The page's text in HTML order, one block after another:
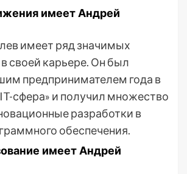
имеет Андрей
имеет ряд значимых
своей карьере. Он был
предпринимателем года в
сфера» и получил множество
разработки в
обеспечения.
имеет Андрей